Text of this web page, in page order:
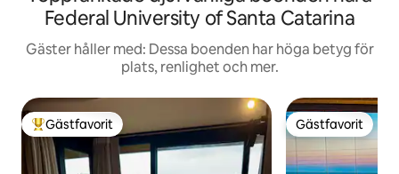
Federal University of Santa Catarina
Gäster håller med: Dessa boenden har höga betyg för
plats, renlighet och mer.
Populär gästfavorit
Gästfavorit Gästfavorit
Gästfavorit